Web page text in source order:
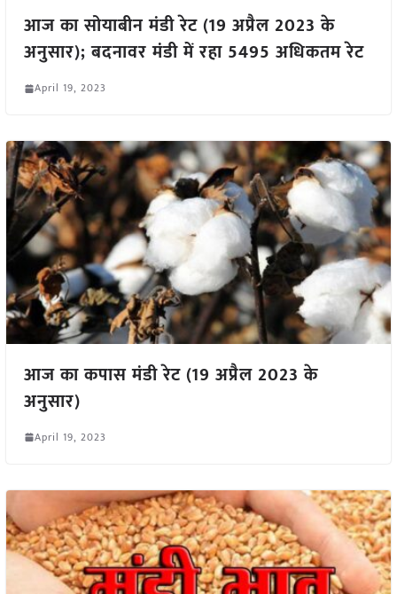
आज का सोयाबीन मंडी रेट (19 अप्रैल 2023 के
अनुसार); बदनावर मंडी में रहा 5495 अधिकतम रेट
April 19, 2023
आज का कपास मंडी रेट (19 अप्रैल 2023 के
अनुसार)
April 19, 2023